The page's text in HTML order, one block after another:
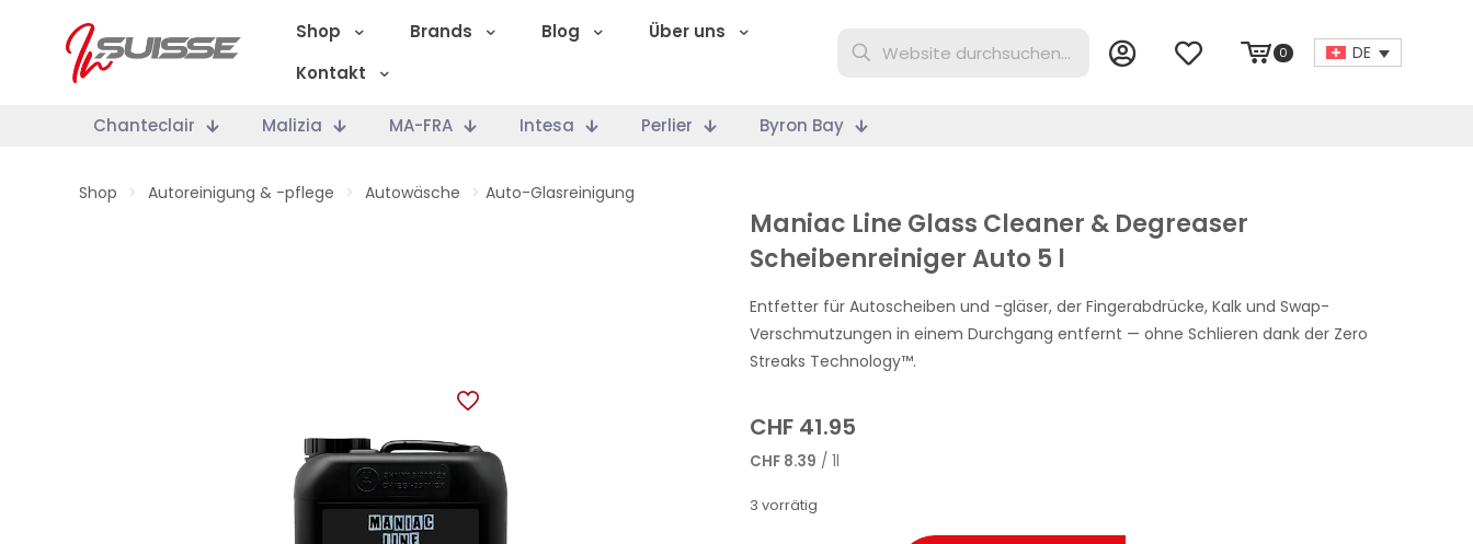
Shop Brands Blog
Über uns
Kontakt
0 DE
Chanteclair Malizia MA-FRA Intesa Perlier Byron Bay
Shop > Autoreinigung & -pflege > Autowäsche > Auto-Glasreinigung
Maniac Line Glass Cleaner & Degreaser
Scheibenreiniger Auto 5 l
Entfetter für Autoscheiben und -gläser, der Fingerabdrücke, Kalk und Swap-
Verschmutzungen in einem Durchgang entfernt — ohne Schlieren dank der Zero
Streaks Technology™.
CHF 41.95
CHF 8.39 / 1l
3 vorrätig